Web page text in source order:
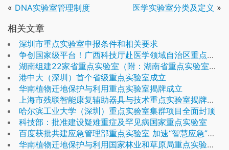
« DNA实验室管理制度 医学实验室分类及定义 »
相关文章
深圳市重点实验室申报条件和相关要求
争创国家级平台！广西科技厅赴医学领域自治区重点实验室调研
湖南组建22家省重点实验室（附：湖南省重点实验室名单）
港中大（深圳）首个省级重点实验室成立
华南植物迁地保护与利用重点实验室揭牌成立
上海市残联智能康复辅助器具与技术重点实验室揭牌仪式举行
哈尔滨工业大学（深圳）重点实验室集群项目全面封顶
科技部：批准建设疑难重症及罕见病国家重点实验室
百度获批共建应急管理部重点实验室 加速“智慧应急”建设发展
华南植物迁地保护与利用国家林业和草原局重点实验室在广州成立